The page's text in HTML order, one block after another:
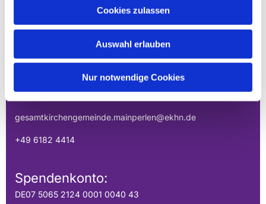
Cookies zulassen
Auswahl erlauben
Nur notwendige Cookies
EVANGELISCHE
GESAMTKIRCHENGEMEINDE DER
MAINPERLEN
Hainburg, Hessen 63512
gesamtkirchengemeinde.mainperlen@ekhn.de
+49 6182 4414
Spendenkonto:
DE07 5065 2124 0001 0040 43